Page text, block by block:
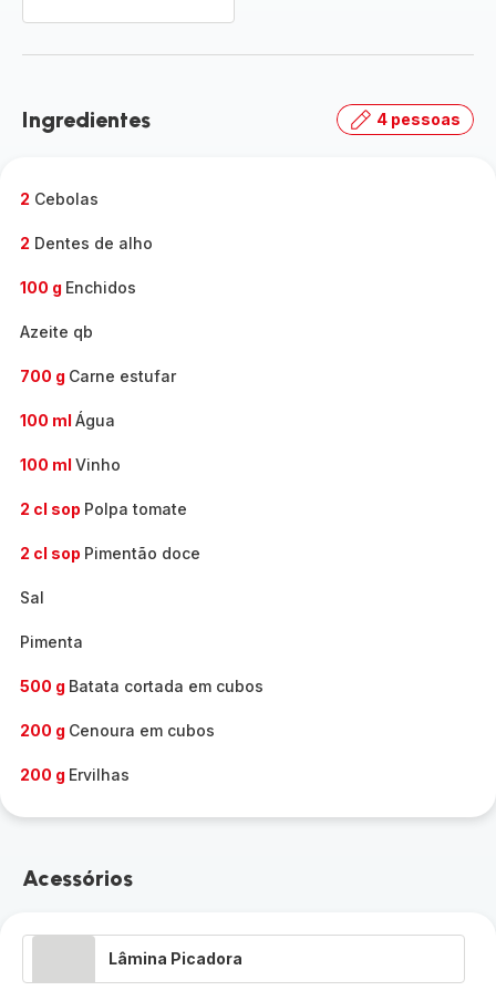
Ingredientes 4 pessoas
2 Cebolas
2 Dentes de alho
100 g Enchidos
Azeite qb
700 g Carne estufar
100 ml Água
100 ml Vinho
2 cl sop Polpa tomate
2 cl sop Pimentão doce
Sal
Pimenta
500 g Batata cortada em cubos
200 g Cenoura em cubos
200 g Ervilhas
Acessórios
Lâmina Picadora